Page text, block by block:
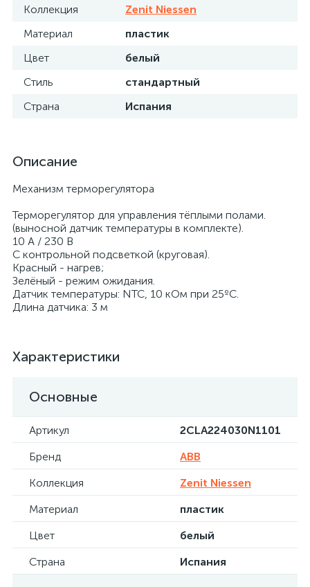
Коллекция
Zenit Niessen
Материал
пластик
Цвет
белый
Стиль
стандартный
Страна
Испания
Описание
Механизм терморегулятора
Терморегулятор для управления тёплыми полами.
(выносной датчик температуры в комплекте).
10 А / 230 В
C контрольной подсветкой (круговая).
Красный - нагрев;
Зелёный - режим ожидания.
Датчик температуры: NTC, 10 кОм при 25ºC.
Длина датчика: 3 м
Характеристики
Основные
Артикул
2CLA224030N1101
Бренд
ABB
Коллекция
Zenit Niessen
Материал
пластик
Цвет
белый
Страна
Испания